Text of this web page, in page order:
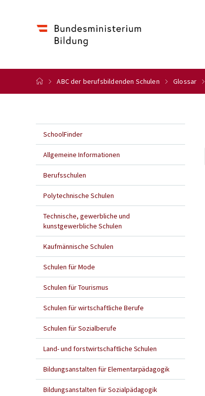
ABC der berufsbildenden Schulen Glossar
SchoolFinder
Allgemeine Informationen
Berufsschulen
Polytechnische Schulen
Technische, gewerbliche und
kunstgewerbliche Schulen
Kaufmännische Schulen
Schulen für Mode
Schulen für Tourismus
Schulen für wirtschaftliche Berufe
Schulen für Sozialberufe
Land- und forstwirtschaftliche Schulen
Bildungsanstalten für Elementarpädagogik
Bildungsanstalten für Sozialpädagogik